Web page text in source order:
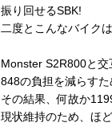
振り回せるSBK!
二度とこんなバイク
Monster S2R800と交
848の負担を減らすた
その結果、何故か
現状維持のため、ほ